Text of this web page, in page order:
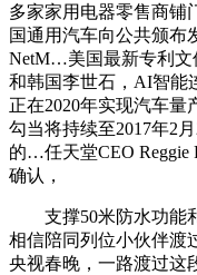
多家家用电器零售商铺
国通用汽车向公共颁布
NetM…美国最新专利文
和韩国李世石，AI智能
正在2020年实现汽车量
勾当将持续至2017年2
的…任天堂CEO Reggie
确认，
支撑50米防水功能和
相信陪同列位小伙伴渡
央视春晚，一路渡过这